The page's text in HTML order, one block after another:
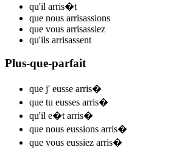
qu'il arris�t
que nous arrisassions
que vous arrisassiez
qu'ils arrisassent
Plus-que-parfait
que j' eusse arris�
que tu eusses arris�
qu'il e�t arris�
que nous eussions arris�
que vous eussiez arris�